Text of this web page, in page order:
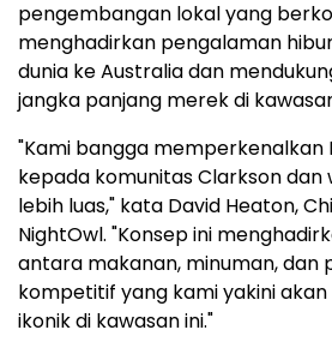
pengembangan lokal yang
menghadirkan pengalaman
dunia ke Australia dan
jangka panjang merek di
"Kami bangga memperkenalkan
kepada komunitas Clarkson dan
lebih luas," kata David Heaton,
NightOwl. "Konsep ini
antara makanan, minuman, dan
kompetitif yang kami yakini
ikonik di kawasan ini."